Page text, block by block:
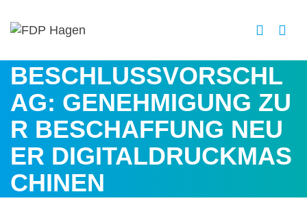
BESCHLUSSVORSCHL
AG: GENEHMIGUNG ZU
R BESCHAFFUNG NEU
ER DIGITALDRUCKMAS
CHINEN